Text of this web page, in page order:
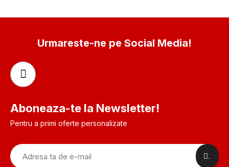
Urmareste-ne pe Social Media!
Aboneaza-te la Newsletter!
Pentru a primi oferte personalizate
.